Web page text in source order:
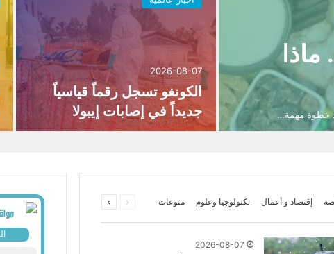
خطوة مهمة…
2026-08-07
الكونغو تسجل رقماً قياسياً
جديداً في إصابات إيبولا
إقتصاد و أعمال تكنولوجيا وعلوم منوعات الصفحةالصفحة
2026-08-07